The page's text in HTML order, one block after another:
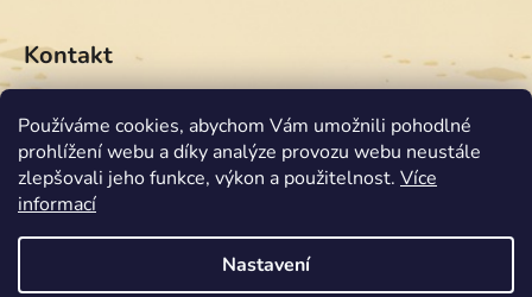
Používáme cookies, abychom Vám umožnili pohodlné
prohlížení webu a díky analýze provozu webu neustále
zlepšovali jeho funkce, výkon a použitelnost. Více
informací
Nastavení
Kontakt
info @equiwest.cz
+420724001554